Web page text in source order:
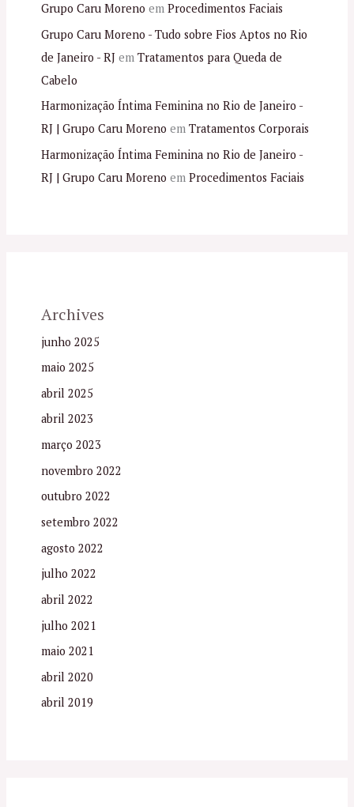
Grupo Caru Moreno em Procedimentos Faciais
Grupo Caru Moreno - Tudo sobre Fios Aptos no Rio
de Janeiro - RJem Tratamentos para Queda de
Cabelo
Harmonização Íntima Feminina no Rio de Janeiro -
RJ | Grupo Caru Moreno em Tratamentos Corporais
Harmonização Íntima Feminina no Rio de Janeiro -
RJ | Grupo Caru Moreno em Procedimentos Faciais
Archives
junho 2025
maio 2025
abril 2025
abril 2023
março 2023
novembro 2022
outubro 2022
setembro 2022
agosto 2022
julho 2022
abril 2022
julho 2021
maio 2021
abril 2020
abril 2019